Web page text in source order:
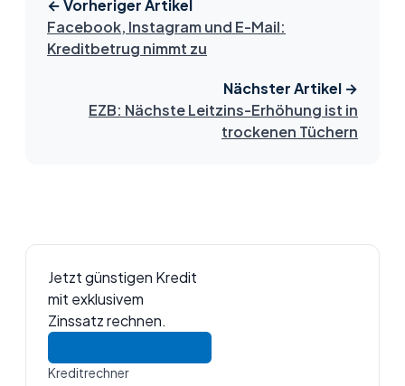
← Vorheriger Artikel
Facebook, Instagram und E-Mail:
Kreditbetrug nimmt zu
Nächster Artikel →
EZB: Nächste Leitzins-Erhöhung ist in
trockenen Tüchern
Jetzt günstigen Kredit
mit exklusivem
Zinssatz rechnen.
Kreditrechner